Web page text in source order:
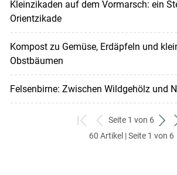
Kleinzikaden auf dem Vormarsch: ein
Orientzikade
Kompost zu Gemüse, Erdäpfeln und
Obstbäumen
Felsenbirne: Zwischen Wildgehölz und
zum
ersten
zurück
zum
Seite 1 von 6
zum
60 Artikel | Seite 1 von 6